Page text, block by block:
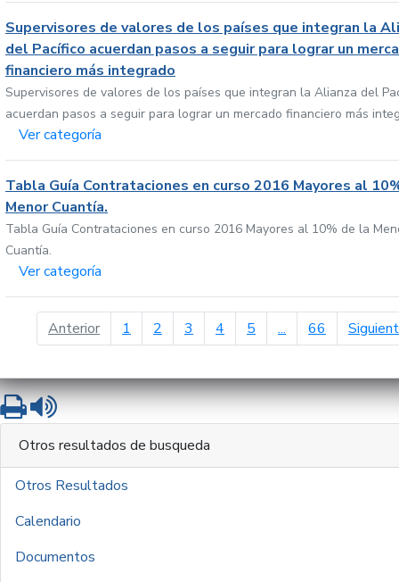
Supervisores de valores de los países que integran la
del Pacífico acuerdan pasos a seguir para lograr un
financiero más integrado
Supervisores de valores de los países que integran la Alianza del
acuerdan pasos a seguir para lograr un mercado financiero más
Ver categoría
Tabla Guía Contrataciones en curso 2016 Mayores al
Menor Cuantía.
Tabla Guía Contrataciones en curso 2016 Mayores al 10% de la
Cuantía.
Ver categoría
Anteriorpágina anterior
1 2 3 4 5 ... 66
ImprimirLeer contenido
Otros resultados de busqueda
Otros Resultados
Calendario
Documentos